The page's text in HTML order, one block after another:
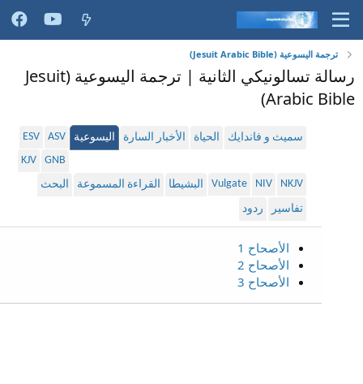
ترجمة اليسوعية (Jesuit Arabic Bible)
رسالة تسالونيكي الثانية | ترجمة اليسوعية (Jesuit
Arabic Bible)
سميث و فاندايك الحياة الأخبار السارة اليسوعية ASV
ESV
GNB
KJV
NKJV
NIV
Vulgate البشيطا القراءة المسموعة
البحث
تفاسير
ردود
الأصحاح 1
الأصحاح 2
الأصحاح 3